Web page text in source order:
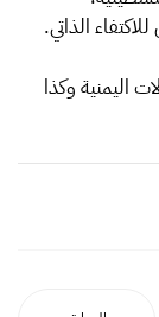
الذاتي.
اليمنية وكذا